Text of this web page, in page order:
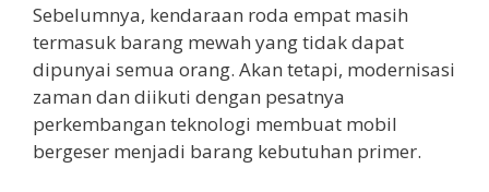
Sebelumnya, kendaraan roda empat masih
termasuk barang mewah yang tidak dapat
dipunyai semua orang. Akan tetapi, modernisasi
zaman dan diikuti dengan pesatnya
perkembangan teknologi membuat mobil
bergeser menjadi barang kebutuhan primer.